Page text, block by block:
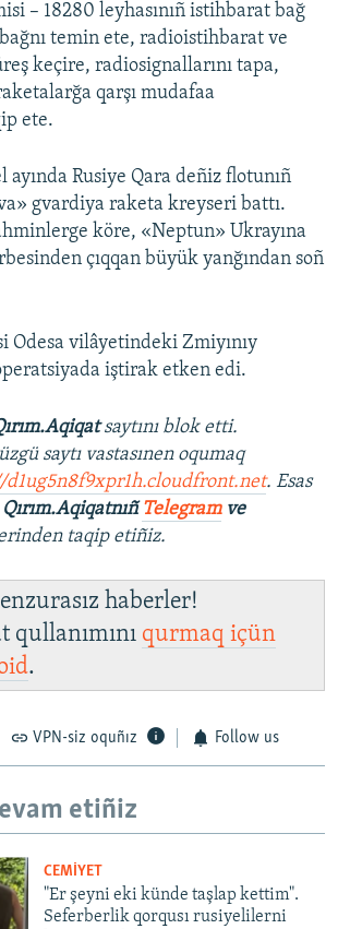
– 18280 leyhasınıñ istihbarat bağ
temin ete, radioistihbarat ve
keçire, radiosignallarını tapa,
qarşı mudafaa
ete.
ayında Rusiye Qara deñiz flotunıñ
gvardiya raketa kreyseri battı.
köre, «Neptun» Ukrayına
çıqqan büyük yanğından soñ
Odesa vilâyetindeki Zmiyınıy
iştirak etken edi.
saytını blok etti.
saytı vastasınen oqumaq
. Esas
Qırım.Aqiqatnıñ Telegramve
taqip etiñiz.
haberler!
qullanımını qurmaq içün
.
VPN-siz oquñız Follow us
etiñiz
CEMİYET
"Er şeyni eki künde taşlap kettim".
Seferberlik qorqusı rusiyelilerni